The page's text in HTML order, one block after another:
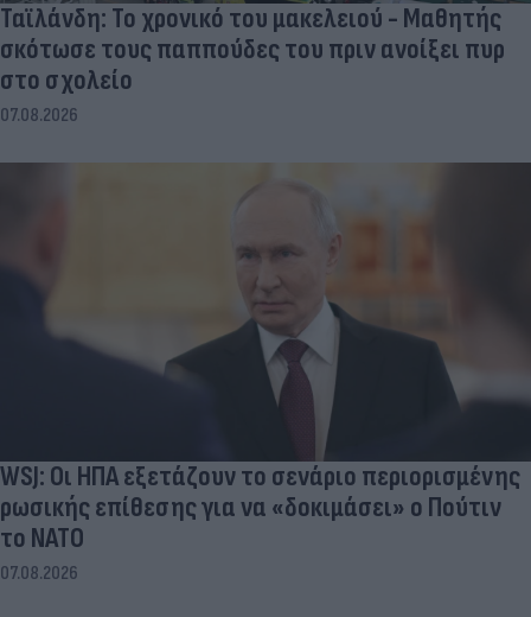
Ταϊλάνδη: Το χρονικό του μακελειού - Μαθητής
σκότωσε τους παππούδες του πριν ανοίξει πυρ
στο σχολείο
07.08.2026
WSJ: Οι ΗΠΑ εξετάζουν το σενάριο περιορισμένης
ρωσικής επίθεσης για να «δοκιμάσει» ο Πούτιν
το ΝΑΤΟ
07.08.2026